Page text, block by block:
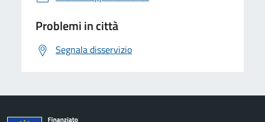
Problemi in città
Segnala disservizio